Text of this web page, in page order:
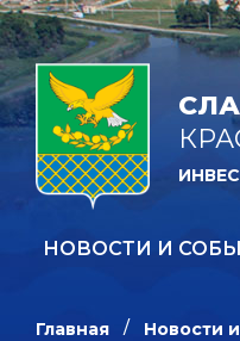
НОВОСТИ И
Главная Новости